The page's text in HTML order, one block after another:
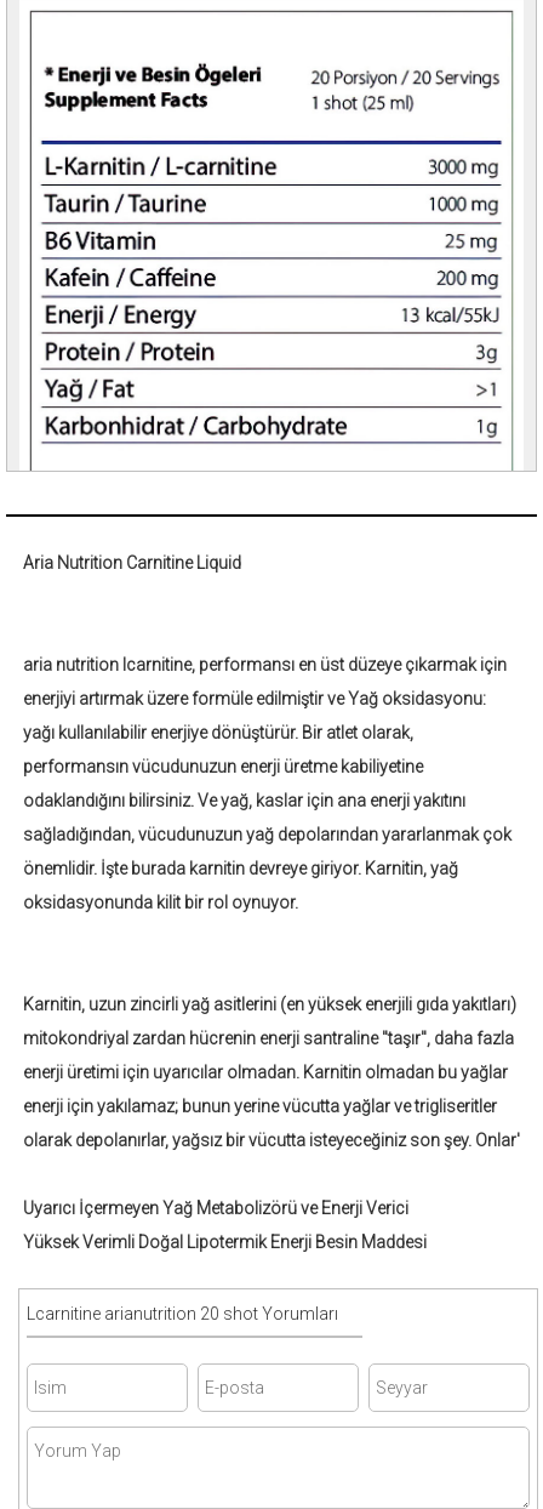
Aria Nutrition Carnitine Liquid
aria nutrition lcarnitine, performansı en üst düzeye çıkarmak için
enerjiyi artırmak üzere formüle edilmiştir ve Yağ oksidasyonu:
yağı kullanılabilir enerjiye dönüştürür. Bir atlet olarak,
performansın vücudunuzun enerji üretme kabiliyetine
odaklandığını bilirsiniz. Ve yağ, kaslar için ana enerji yakıtını
sağladığından, vücudunuzun yağ depolarından yararlanmak çok
önemlidir. İşte burada karnitin devreye giriyor. Karnitin, yağ
oksidasyonunda kilit bir rol oynuyor.
Karnitin, uzun zincirli yağ asitlerini (en yüksek enerjili gıda yakıtları)
mitokondriyal zardan hücrenin enerji santraline "taşır", daha fazla
enerji üretimi için uyarıcılar olmadan. Karnitin olmadan bu yağlar
enerji için yakılamaz; bunun yerine vücutta yağlar ve trigliseritler
olarak depolanırlar, yağsız bir vücutta isteyeceğiniz son şey. Onlar'
Uyarıcı İçermeyen Yağ Metabolizörü ve Enerji Verici
Yüksek Verimli Doğal Lipotermik Enerji Besin Maddesi
Lcarnitine arianutrition 20 shot Yorumları